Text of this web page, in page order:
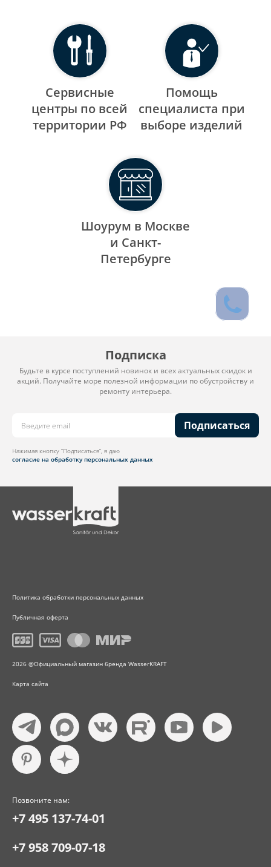
Сервисные
центры по всей
территории РФ
Помощь
специалиста при
выборе изделий
Шоурум в Москве
и Санкт-
Петербурге
Подписка
Будьте в курсе поступлений новинок и всех актуальных скидок и
акций. Получайте море полезной информации по обустройству и
ремонту интерьера.
Подписаться
Нажимая кнопку “Подписаться”, я даю
согласие на обработку персональных данных
Политика обработки персональных данных
Публичная оферта
2026 @Официальный магазин бренда WasserKRAFT
Карта сайта
Позвоните нам:
+7 495 137-74-01
+7 958 709-07-18